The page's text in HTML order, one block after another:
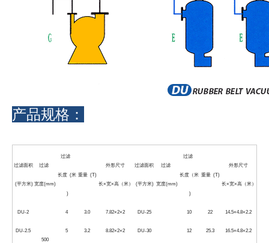
产品规格：
过滤面积
(平方米)
过滤
宽度(mm)
过滤
长度 (米
)
重量 (T)
外形尺寸
长×宽×高（米）
过滤面积
(平方米)
过滤
宽度(mm)
过滤
长度（米
)
重量 (T)
外形尺寸
长×宽×高（米）
DU-2
500
4 3.0 7.82×2×2 DU-25 10 22 14.5×4.8×2.2
DU-2.5 5 3.2 8.82×2×2 DU-30 12 25.3 16.5×4.8×2.2